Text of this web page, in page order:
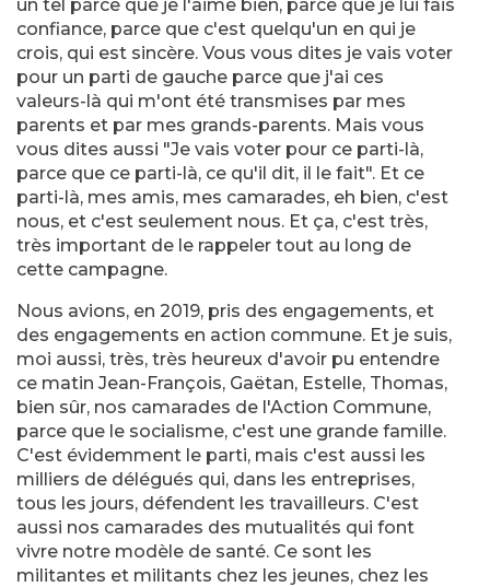
un tel parce que je l'aime bien, parce que je lui fais
confiance, parce que c'est quelqu'un en qui je
crois, qui est sincère. Vous vous dites je vais voter
pour un parti de gauche parce que j'ai ces
valeurs-là qui m'ont été transmises par mes
parents et par mes grands-parents. Mais vous
vous dites aussi "Je vais voter pour ce parti-là,
parce que ce parti-là, ce qu'il dit, il le fait". Et ce
parti-là, mes amis, mes camarades, eh bien, c'est
nous, et c'est seulement nous. Et ça, c'est très,
très important de le rappeler tout au long de
cette campagne.
Nous avions, en 2019, pris des engagements, et
des engagements en action commune. Et je suis,
moi aussi, très, très heureux d'avoir pu entendre
ce matin Jean-François, Gaëtan, Estelle, Thomas,
bien sûr, nos camarades de l'Action Commune,
parce que le socialisme, c'est une grande famille.
C'est évidemment le parti, mais c'est aussi les
milliers de délégués qui, dans les entreprises,
tous les jours, défendent les travailleurs. C'est
aussi nos camarades des mutualités qui font
vivre notre modèle de santé. Ce sont les
militantes et militants chez les jeunes, chez les